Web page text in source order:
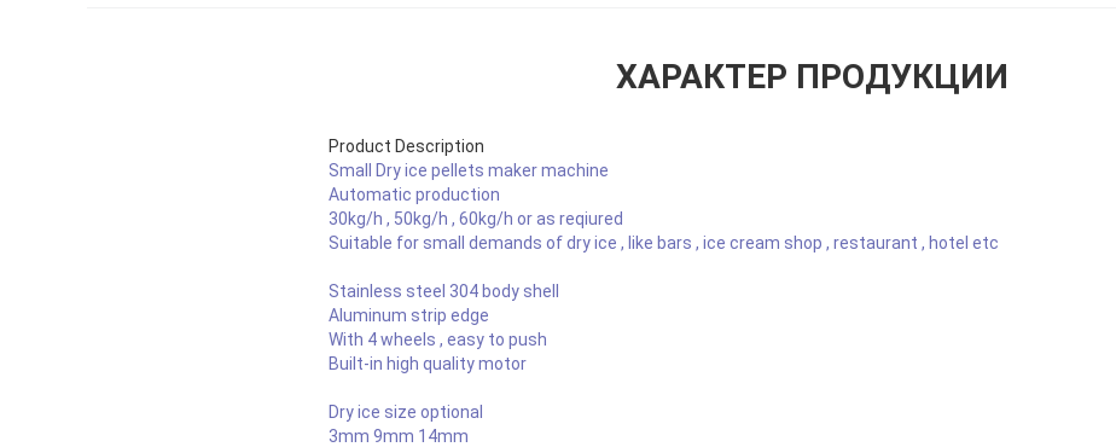
ХАРАКТЕР ПРОДУКЦИИ
Product Description
Small Dry ice pellets maker machine
Automatic production
30kg/h , 50kg/h , 60kg/h or as reqiured
Suitable for small demands of dry ice , like bars , ice cream shop , restaurant , hotel etc
Stainless steel 304 body shell
Aluminum strip edge
With 4 wheels , easy to push
Built-in high quality motor
Dry ice size optional
3mm 9mm 14mm